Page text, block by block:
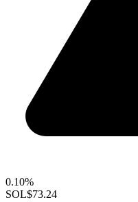
0.10%
SOL$73.24